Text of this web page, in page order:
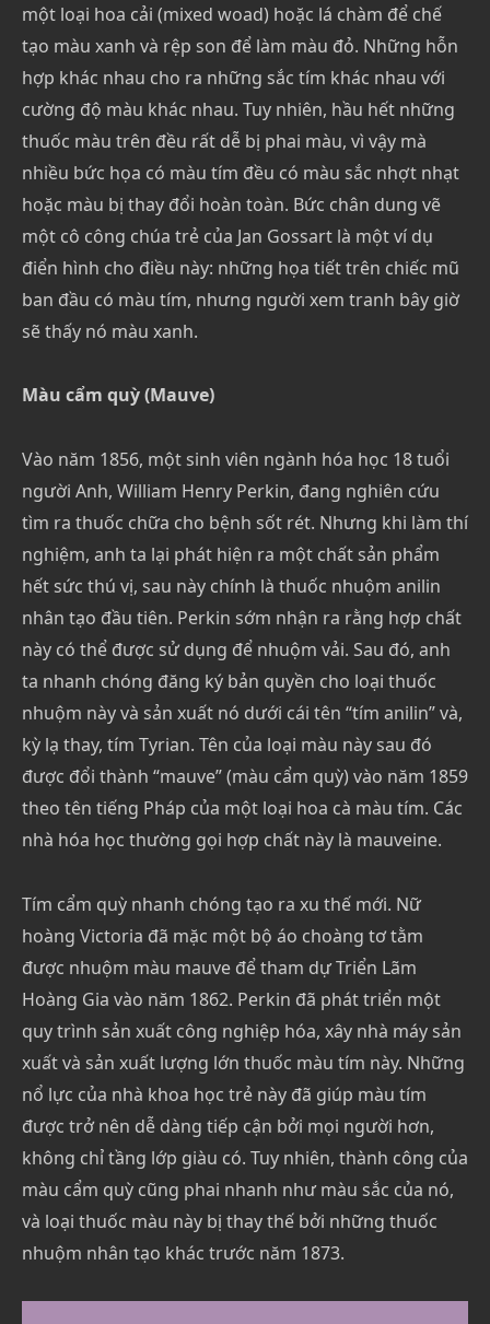
một loại hoa cải (mixed woad) hoặc lá chàm để chế
tạo màu xanh và rệp son để làm màu đỏ. Những hỗn
hợp khác nhau cho ra những sắc tím khác nhau với
cường độ màu khác nhau. Tuy nhiên, hầu hết những
thuốc màu trên đều rất dễ bị phai màu, vì vậy mà
nhiều bức họa có màu tím đều có màu sắc nhợt nhạt
hoặc màu bị thay đổi hoàn toàn. Bức chân dung vẽ
một cô công chúa trẻ của Jan Gossart là một ví dụ
điển hình cho điều này: những họa tiết trên chiếc mũ
ban đầu có màu tím, nhưng người xem tranh bây giờ
sẽ thấy nó màu xanh.
Màu cẩm quỳ (Mauve)
Vào năm 1856, một sinh viên ngành hóa học 18 tuổi
người Anh, William Henry Perkin, đang nghiên cứu
tìm ra thuốc chữa cho bệnh sốt rét. Nhưng khi làm thí
nghiệm, anh ta lại phát hiện ra một chất sản phẩm
hết sức thú vị, sau này chính là thuốc nhuộm anilin
nhân tạo đầu tiên. Perkin sớm nhận ra rằng hợp chất
này có thể được sử dụng để nhuộm vải. Sau đó, anh
ta nhanh chóng đăng ký bản quyền cho loại thuốc
nhuộm này và sản xuất nó dưới cái tên “tím anilin” và,
kỳ lạ thay, tím Tyrian. Tên của loại màu này sau đó
được đổi thành “mauve” (màu cẩm quỳ) vào năm 1859
theo tên tiếng Pháp của một loại hoa cà màu tím. Các
nhà hóa học thường gọi hợp chất này là mauveine.
Tím cẩm quỳ nhanh chóng tạo ra xu thế mới. Nữ
hoàng Victoria đã mặc một bộ áo choàng tơ tằm
được nhuộm màu mauve để tham dự Triển Lãm
Hoàng Gia vào năm 1862. Perkin đã phát triển một
quy trình sản xuất công nghiệp hóa, xây nhà máy sản
xuất và sản xuất lượng lớn thuốc màu tím này. Những
nổ lực của nhà khoa học trẻ này đã giúp màu tím
được trở nên dễ dàng tiếp cận bởi mọi người hơn,
không chỉ tầng lớp giàu có. Tuy nhiên, thành công của
màu cẩm quỳ cũng phai nhanh như màu sắc của nó,
và loại thuốc màu này bị thay thế bởi những thuốc
nhuộm nhân tạo khác trước năm 1873.